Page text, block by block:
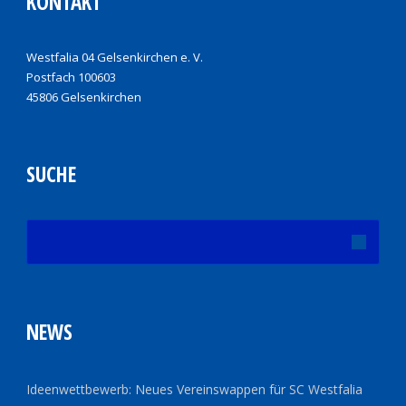
Westfalia 04 Gelsenkirchen e. V.
Postfach 100603
45806 Gelsenkirchen
SUCHE
NEWS
Ideenwettbewerb: Neues Vereinswappen für SC Westfalia